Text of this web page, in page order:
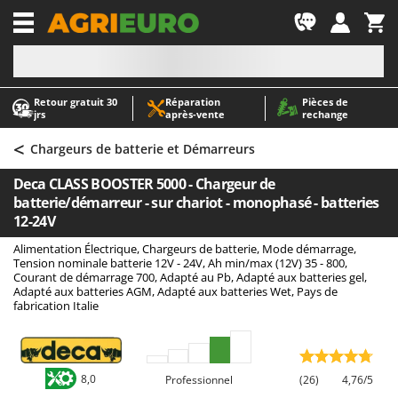
Retour gratuit 30
jrs
Réparation
après‑vente
Pièces de
rechange
-1
A
Abris de jardin
Accessoires pour tracteurs tondeuses autoportés
Aérateurs Scarificateurs pour gazon
Arracheuses de pommes de terre pour tracteur
Aspirateurs - Balais Électriques
Aspirateurs à cendres
Aspirateurs à feuilles sur roues
Aspirateurs de piscine
Aspirateurs Multifonctions
Atomiseurs agricoles pour tracteurs
Atomiseurs pour traitements
A
AgriEuro Premium
AgriEuro TOP-LINE
AGT
Aima
Airmec
AL-KO
ALA 2000
Alce
Alpina
Ama
< Chargeurs de batterie et Démarreurs
Deca CLASS BOOSTER 5000 - Chargeur de
batterie/démarreur - sur chariot - monophasé - batteries
12-24V
Alimentation Électrique, Chargeurs de batterie, Mode démarrage,
Tension nominale batterie 12V - 24V, Ah min/max (12V) 35 - 800,
Courant de démarrage 700, Adapté au Pb, Adapté aux batteries gel,
Adapté aux batteries AGM, Adapté aux batteries Wet, Pays de
fabrication Italie
8,0 Professionnel (26) 4,76/5